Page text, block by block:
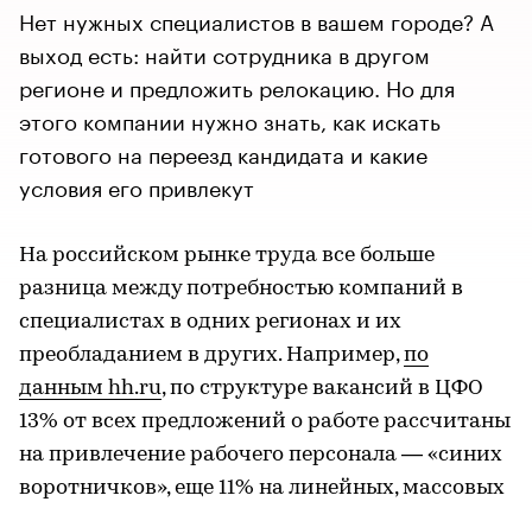
Нет нужных специалистов в вашем городе? А
выход есть: найти сотрудника в другом
регионе и предложить релокацию. Но для
этого компании нужно знать, как искать
готового на переезд кандидата и какие
условия его привлекут
На российском рынке труда все больше
разница между потребностью компаний в
специалистах в одних регионах и их
преобладанием в других. Например,по
данным hh.ru, по структуре вакансий в ЦФО
13% от всех предложений о работе рассчитаны
на привлечение рабочего персонала — «синих
воротничков», еще 11% на линейных, массовых